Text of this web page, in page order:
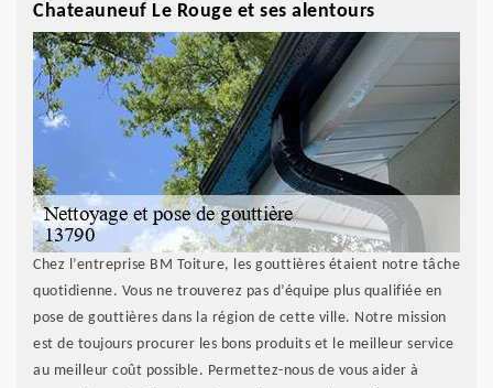
Chateauneuf Le Rouge et ses alentours
Chez l’entreprise BM Toiture, les gouttières étaient notre tâche
quotidienne. Vous ne trouverez pas d’équipe plus qualifiée en
pose de gouttières dans la région de cette ville. Notre mission
est de toujours procurer les bons produits et le meilleur service
au meilleur coût possible. Permettez-nous de vous aider à